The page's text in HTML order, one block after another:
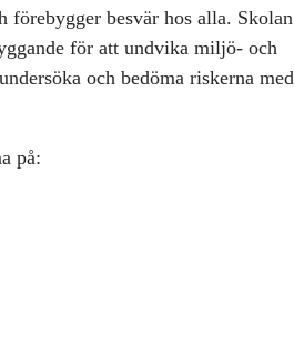
besvär hos alla. Skolan
för att undvika miljö- och
och bedöma riskerna med
på: